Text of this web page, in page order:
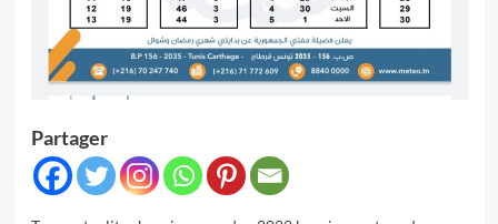
Partager